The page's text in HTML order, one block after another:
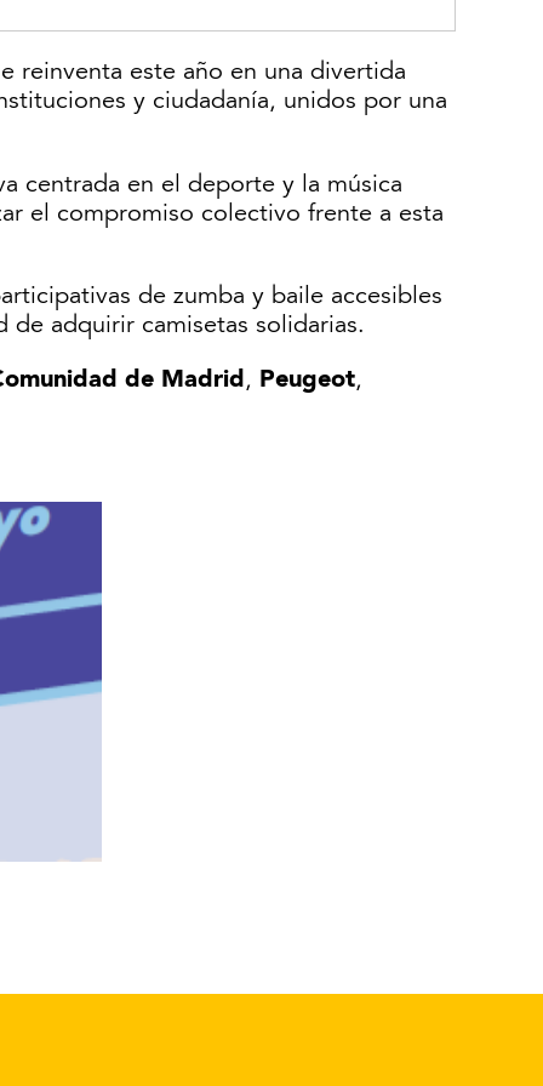
reinventa este año en una divertida
y ciudadanía, unidos por una
centrada en el deporte y la música
el compromiso colectivo frente a esta
de zumba y baile accesibles
adquirir camisetas solidarias.
de Madrid, Peugeot,